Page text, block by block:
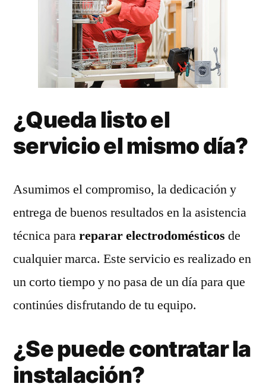
¿Queda listo el
servicio el mismo día?
Asumimos el compromiso, la dedicación y
entrega de buenos resultados en la asistencia
técnica parareparar electrodomésticos de
cualquier marca. Este servicio es realizado en
un corto tiempo y no pasa de un día para que
continúes disfrutando de tu equipo.
¿Se puede contratar la
instalación?